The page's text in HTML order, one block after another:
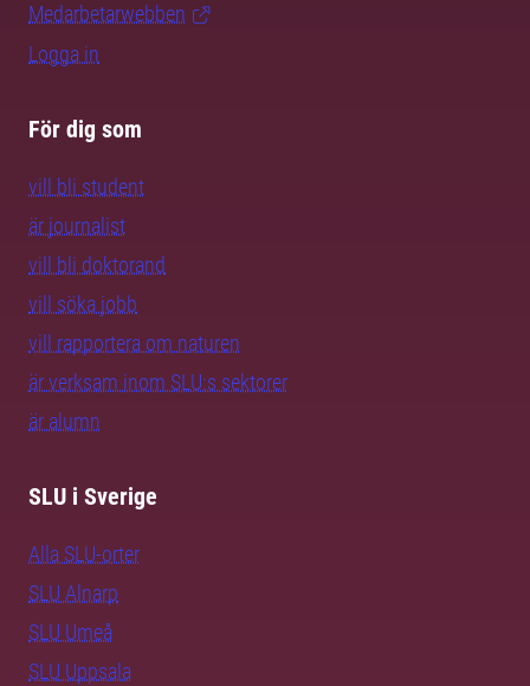
Medarbetarwebben
Logga in
För dig som
vill bli student
är journalist
vill bli doktorand
vill söka jobb
vill rapportera om naturen
är verksam inom SLU:s sektorer
är alumn
SLU i Sverige
Alla SLU-orter
SLU Alnarp
SLU Umeå
SLU Uppsala